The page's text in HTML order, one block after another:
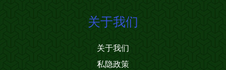
关于我们
关于我们
私隐政策